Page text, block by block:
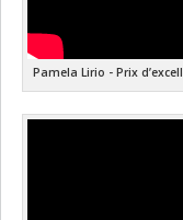
Pamela Lirio - Prix